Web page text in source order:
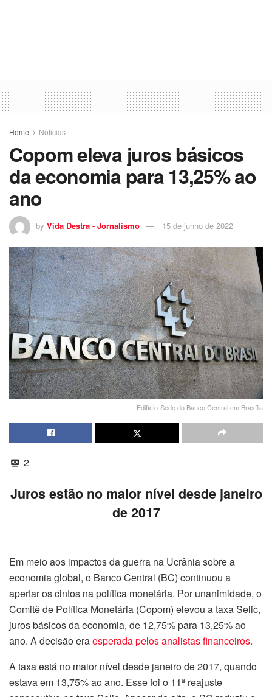
Home Noticias
Copom eleva juros básicos
da economia para 13,25% ao
ano
by Vida Destra - Jornalismo 15 de junho de 2022
Edifício-Sede do Banco Central em Brasília
2
Juros estão no maior nível desde janeiro
de 2017
Em meio aos impactos da guerra na Ucrânia sobre a
economia global, o Banco Central (BC) continuou a
apertar os cintos na política monetária. Por unanimidade, o
Comitê de Política Monetária (Copom) elevou a taxa Selic,
juros básicos da economia, de 12,75% para 13,25% ao
ano. A decisão eraesperada pelos analistas financeiros.
A taxa está no maior nível desde janeiro de 2017, quando
estava em 13,75% ao ano. Esse foi o 11ª reajuste